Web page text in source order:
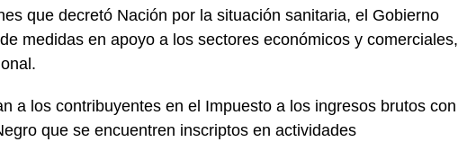
que decretó Nación por la situación sanitaria, el Gobierno
medidas en apoyo a los sectores económicos y comerciales,
a los contribuyentes en el Impuesto a los ingresos brutos con
que se encuentren inscriptos en actividades